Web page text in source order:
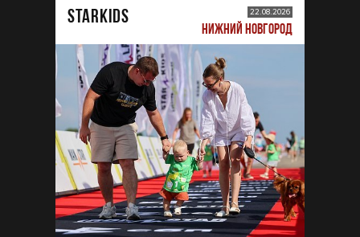
STARKIDS 22.08.2026
НИЖНИЙ НОВГОРОД